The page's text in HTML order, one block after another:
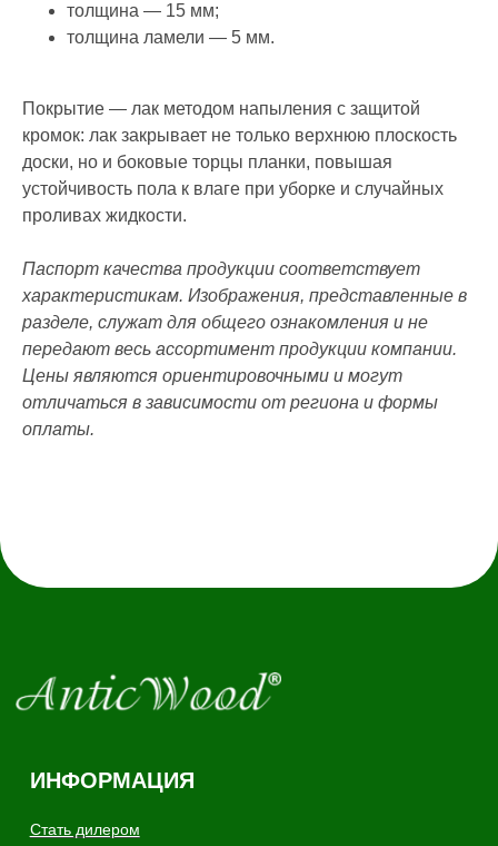
толщина — 15 мм;
толщина ламели — 5 мм.
Покрытие — лак методом напыления с защитой
кромок: лак закрывает не только верхнюю плоскость
доски, но и боковые торцы планки, повышая
устойчивость пола к влаге при уборке и случайных
проливах жидкости.
Паспорт качества продукции соответствует
характеристикам. Изображения, представленные в
разделе, служат для общего ознакомления и не
передают весь ассортимент продукции компании.
Цены являются ориентировочными и могут
отличаться в зависимости от региона и формы
оплаты.
ИНФОРМАЦИЯ
КАТАЛОГ
КОНТАКТЫ
Copyright - AnticWood, 2026
Инженерная доска
Французская елка45°
Итальянская ёлка 60°
Модульный паркет
Клей и грунтовка
Заказать звонок
anticwd@yandex.ru
Россия, Московская область, деревня